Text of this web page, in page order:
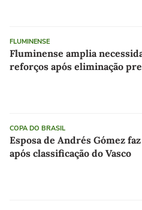
FLUMINENSE
Fluminense amplia
reforços após eliminação
COPA DO BRASIL
Esposa de Andrés Gómez
após classificação do Vasco